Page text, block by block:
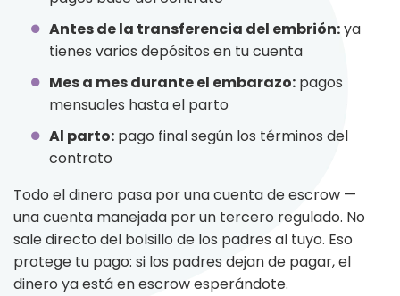
Antes de la transferencia del embrión:ya
tienes varios depósitos en tu cuenta
Mes a mes durante el embarazo: pagos
mensuales hasta el parto
Al parto: pago final según los términos del
contrato
Todo el dinero pasa por una cuenta de escrow —
una cuenta manejada por un tercero regulado. No
sale directo del bolsillo de los padres al tuyo. Eso
protege tu pago: si los padres dejan de pagar, el
dinero ya está en escrow esperándote.